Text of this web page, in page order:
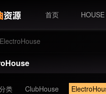
首页 HOUSE
ElectroHouse
类 ClubHouse